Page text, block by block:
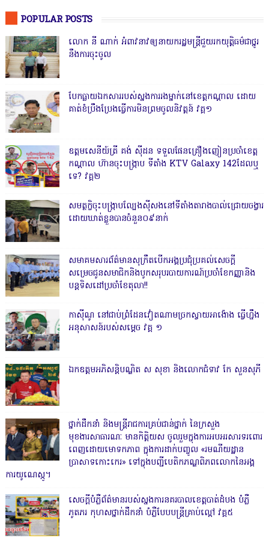
POPULAR POSTS
លោក នី ណាក់ អំពាវនាវឲ្យនាយករដ្ឋមន្ត្រីជួយរកយុត្តិធម៌ជាថ្នូរ
នឹងការចុះចូល
បែកធ្លាយឯកសាររបស់ស្នងការរងម្នាក់នៅខេត្តកណ្ដាល ដោយ
គាត់ខំប្រឹងប្រែងធ្វើការមិនព្រមចូលនិវត្តន៍ វគ្គ១
ឧត្តមសេនីយ៍ត្រី គង់ ស៊ីដន ទទួលផែនគ្រឿងញៀនប្រចាំខេត្ត
កណ្តាល ហ៊ានចុះបង្ក្រាប ទីតាំង KTV Galaxy 142ដែលឬ
ទេ? វគ្គ២
សមត្ថកិ្ចចុះបង្ក្រាបល្បែងស៊ីសងនៅទីតាំងតារាងបាល់ជ្រោយចង្វារ
ដោយឃាត់ខ្លួនបានចំនួន០៩នាក់
សមាគមសារព័ត៌មានសុក្រឹតបើកអង្គប្រជុំប្រគល់សេចក្តី
សម្រេចជូនសមាជិកនិងបូកសរុបរបាយការណ៍ប្រចាំខែកញ្ញានិង
បន្តទិសដៅប្រចាំខែតុលា!!
កាសុីណូ នៅជាប់ព្រំដែនវៀតណាមច្រកស្វាយអាង៉ោង ធ្វើហ្នឹង
អនុសាសន៍របស់សម្ដេច វគ្គ ១
ឯកឧត្តមអភិសន្តិបណ្ឌិត ស សុខា និងលោកជំទាវ កែ សួនសុភី
ថ្នាក់ដឹកនាំ និងមន្ត្រីរាជការគ្រប់ជាន់ថ្នាក់ នៃក្រសួង
មុខងារសាធារណៈ មានកិត្តិយស ចូលរួមក្នុងការអបអរសារទរពោរ
ពេញដោយមោទកភាព ក្នុងការដាក់បញ្ចូល «រមណីយដ្ឋាន
ប្រាសាទកោះកេរ» ទៅក្នុងបញ្ជីបេតិកភណ្ឌពិភពលោកនៃអង្គ
ការយូណេស្កូ។
សេចក្តីបំភ្លឺព័ត៌មានរបស់ស្នងការនគរបាលខេត្តបាត់ដំបង បំភ្លឺ
ភូតភរ កុហសថ្នាក់ដឹកនាំ បំភ្លឺបែបបន្ត្រីគ្រាប់ល្ពៅ វគ្គ៥